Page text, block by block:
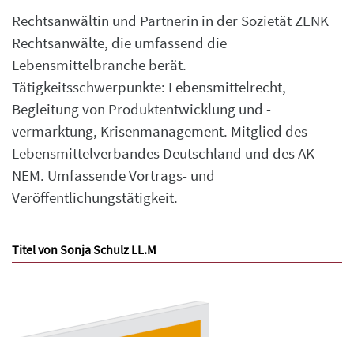
Rechtsanwältin und Partnerin in der Sozietät ZENK
Rechtsanwälte, die umfassend die
Lebensmittelbranche berät.
Tätigkeitsschwerpunkte: Lebensmittelrecht,
Begleitung von Produktentwicklung und -
vermarktung, Krisenmanagement. Mitglied des
Lebensmittelverbandes Deutschland und des AK
NEM. Umfassende Vortrags- und
Veröffentlichungstätigkeit.
Titel von Sonja Schulz LL.M